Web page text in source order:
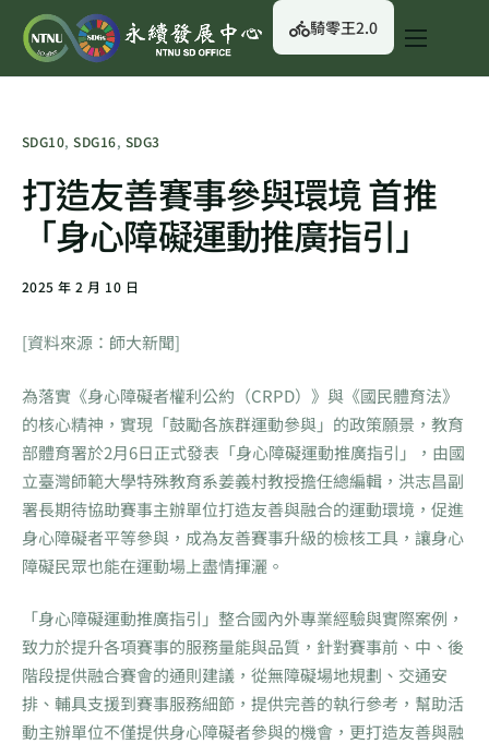
關於我們
永續資訊
校園綠生活
English
騎零王2.0
SDG10,SDG16, SDG3
打造友善賽事參與環境 首推
「身心障礙運動推廣指引」
2025 年 2 月 10 日
[資料來源：師大新聞]
為落實《身心障礙者權利公約（CRPD）》與《國民體育法》
的核心精神，實現「鼓勵各族群運動參與」的政策願景，教育
部體育署於2月6日正式發表「身心障礙運動推廣指引」，由國
立臺灣師範大學特殊教育系姜義村教授擔任總編輯，洪志昌副
署長期待協助賽事主辦單位打造友善與融合的運動環境，促進
身心障礙者平等參與，成為友善賽事升級的檢核工具，讓身心
障礙民眾也能在運動場上盡情揮灑。
「身心障礙運動推廣指引」整合國內外專業經驗與實際案例，
致力於提升各項賽事的服務量能與品質，針對賽事前、中、後
階段提供融合賽會的通則建議，從無障礙場地規劃、交通安
排、輔具支援到賽事服務細節，提供完善的執行參考，幫助活
動主辦單位不僅提供身心障礙者參與的機會，更打造友善與融